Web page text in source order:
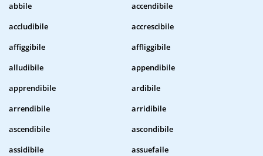
abbile
accendibile
accludibile
accrescibile
affiggibile
affliggibile
alludibile
appendibile
apprendibile
ardibile
arrendibile
arridibile
ascendibile
ascondibile
assidibile
assuefaile